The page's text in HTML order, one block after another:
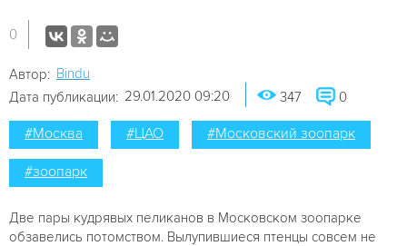
0
Автор: Bindu
Дата публикации: 29.01.2020 09:20 347 0
#Москва #ЦАО #Московский зоопарк
#зоопарк
Две пары кудрявых пеликанов в Московском зоопарке
обзавелись потомством. Вылупившиеся птенцы совсем не